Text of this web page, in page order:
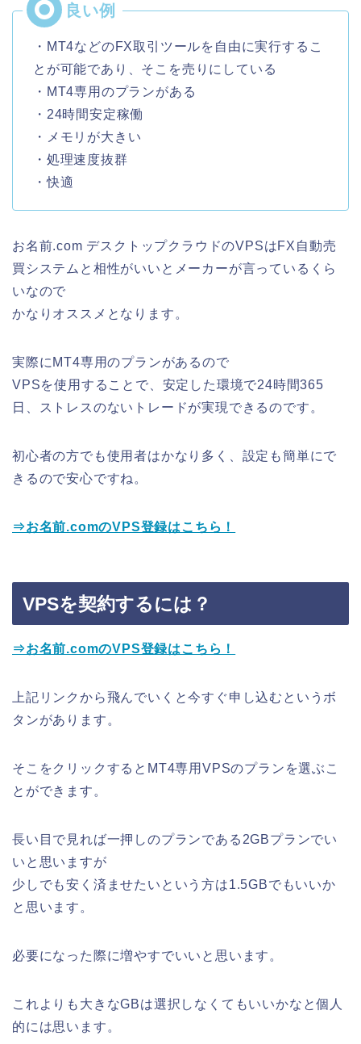
・MT4などのFX取引ツールを自由に実行するこ
とが可能であり、そこを売りにしている
・MT4専用のプランがある
・24時間安定稼働
・メモリが大きい
・処理速度抜群
・快適
お名前.com デスクトップクラウドのVPSはFX自動売
買システムと相性がいいとメーカーが言っているくら
いなので
かなりオススメとなります。
実際にMT4専用のプランがあるので
VPSを使用することで、安定した環境で24時間365
日、ストレスのないトレードが実現できるのです。
初心者の方でも使用者はかなり多く、設定も簡単にで
きるので安心ですね。
⇒お名前.comのVPS登録はこちら！
VPSを契約するには？
⇒お名前.comのVPS登録はこちら！
上記リンクから飛んでいくと今すぐ申し込むというボ
タンがあります。
そこをクリックするとMT4専用VPSのプランを選ぶこ
とができます。
長い目で見れば一押しのプランである2GBプランでい
いと思いますが
少しでも安く済ませたいという方は1.5GBでもいいか
と思います。
必要になった際に増やすでいいと思います。
これよりも大きなGBは選択しなくてもいいかなと個人
的には思います。